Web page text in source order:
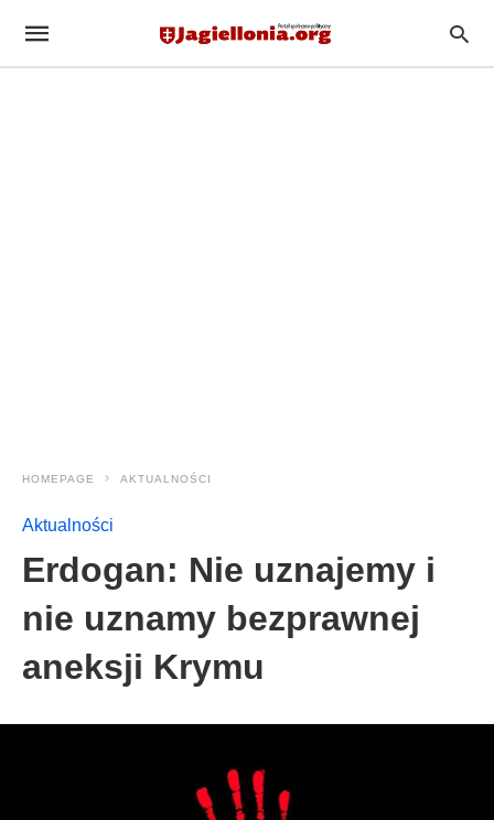
HOMEPAGE AKTUALNOŚCI
Aktualności
Erdogan: Nie uznajemy i
nie uznamy bezprawnej
aneksji Krymu